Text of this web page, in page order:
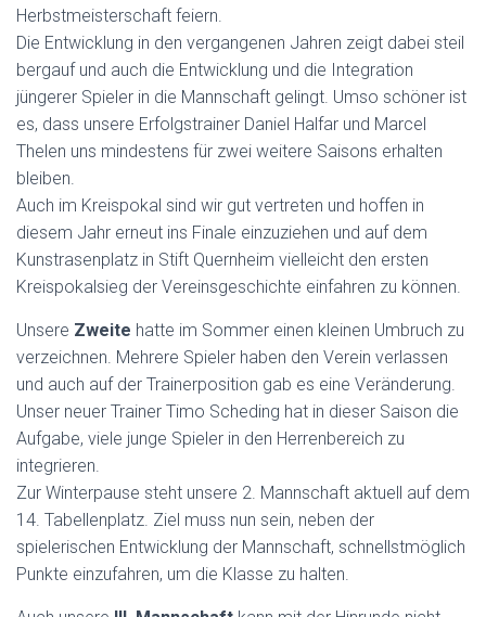
Herbstmeisterschaft feiern.
Die Entwicklung in den vergangenen Jahren zeigt dabei steil
bergauf und auch die Entwicklung und die Integration
jüngerer Spieler in die Mannschaft gelingt. Umso schöner ist
es, dass unsere Erfolgstrainer Daniel Halfar und Marcel
Thelen uns mindestens für zwei weitere Saisons erhalten
bleiben.
Auch im Kreispokal sind wir gut vertreten und hoffen in
diesem Jahr erneut ins Finale einzuziehen und auf dem
Kunstrasenplatz in Stift Quernheim vielleicht den ersten
Kreispokalsieg der Vereinsgeschichte einfahren zu können.
Unsere Zweite hatte im Sommer einen kleinen Umbruch zu
verzeichnen. Mehrere Spieler haben den Verein verlassen
und auch auf der Trainerposition gab es eine Veränderung.
Unser neuer Trainer Timo Scheding hat in dieser Saison die
Aufgabe, viele junge Spieler in den Herrenbereich zu
integrieren.
Zur Winterpause steht unsere 2. Mannschaft aktuell auf dem
14. Tabellenplatz. Ziel muss nun sein, neben der
spielerischen Entwicklung der Mannschaft, schnellstmöglich
Punkte einzufahren, um die Klasse zu halten.